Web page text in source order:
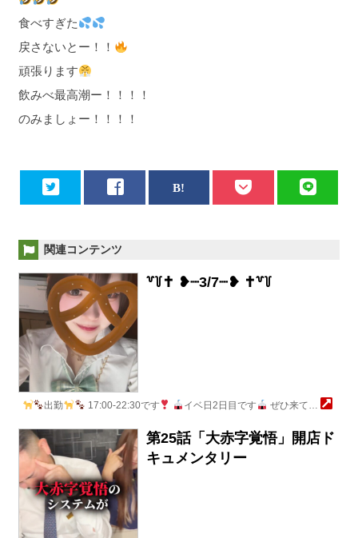
食べすぎた
戻さないとー！！
頑張ります
飲みべ最高潮ー！！！！
のみましょー！！！！
関連コンテンツ
꒷꒦‪✝︎ ❥┈3/7┈❥‪ ✝︎꒷꒦
出勤 17:00-22:30です イベ日2日目です ぜひ来て…
第25話「大赤字覚悟」開店ド
キュメンタリー